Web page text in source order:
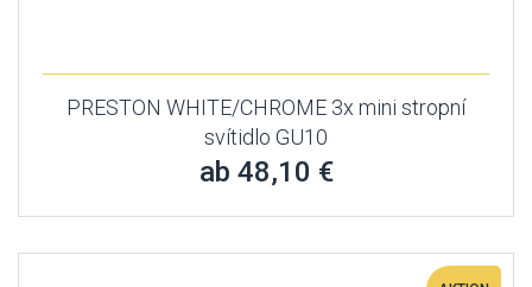
PRESTON WHITE/CHROME 3x mini stropní
svítidlo GU10
ab 48,10 €